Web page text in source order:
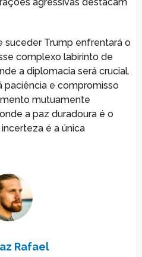
suceder Trump enfrentará o
complexo labirinto de
a diplomacia será crucial.
paciência e compromisso
mutuamente
a paz duradoura é o
é a única
Rafael